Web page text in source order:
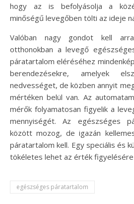
hogy az is befolyásolja a
minőségű levegőben tölti az ideje
Valóban nagy gondot kell
otthonokban a levegő
páratartalom eléréséhez
berendezésekre, amelyek
nedvességet, de közben annyit
mértéken belül van. Az
mérők folyamatosan figyelik a
mennyiségét. Az egészséges
között mozog, de igazán
páratartalom kell. Egy speciális és
tökéletes lehet az érték
egészséges páratartalom